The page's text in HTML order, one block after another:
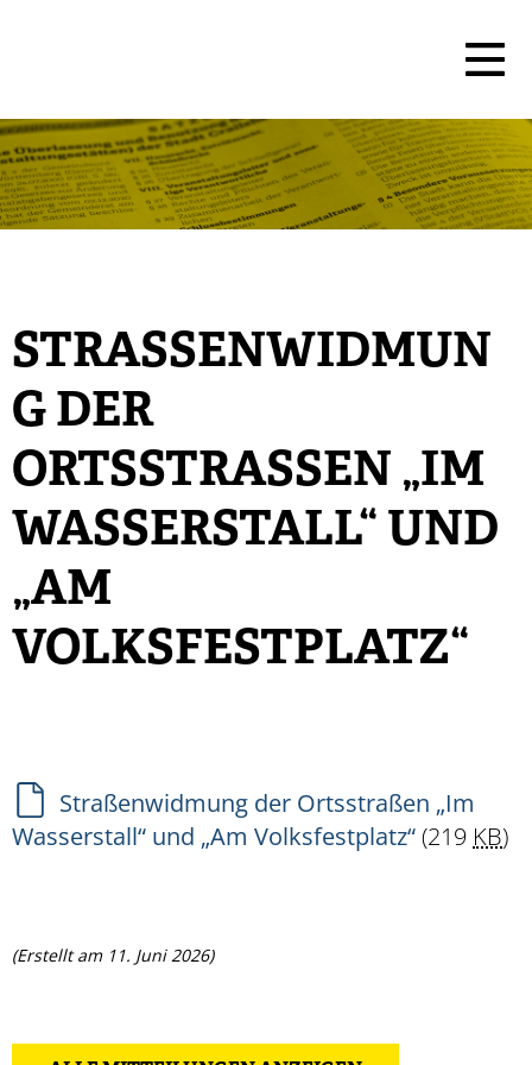
STRASSENWIDMUNG
DER O
RTSSTRASSEN „IM WA
SSERSTALL“ UND „A
M VO
LKSFESTPLATZ“
Straßenwidmung der Ortsstraßen „Im
Wasserstall“ und „Am Volksfestplatz“(219 KB)
(Erstellt am 11. Juni 2026)